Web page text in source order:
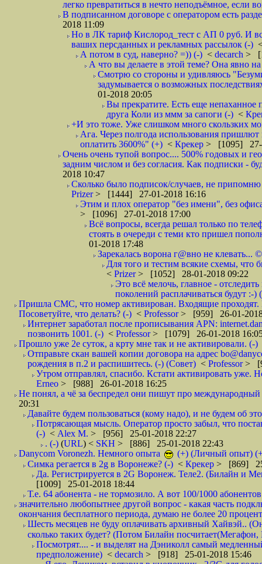
легко превратиться в нечто неподъёмное, если
В подписанном договоре с оператором есть
2018 11:09
Но в ЛК тариф Кислород_тест с АП 0 руб. И
ваших персданных и рекламных рассылок (-)
А потом в суд, наверно? =)) (-) < decarch >
А что вы делаете в этой теме? Она явно
Смотрю со стороны и удивляюсь
задумывается о возможных
01-2018 20:05
Вы прекратите. Есть еще непаханное
друга Коли из ммм за сапоги (-) <
+И это тоже. Уже слишком много скользких
Ага. Через полгода использования
оплатить 3600%" (+) < Крекер > [1095] 27-
Очень очень тупой вопрос.... 500% годовых и
задним числом и без согласия. Как подписки -
2018 10:47
Сколько было подписок/случаев, не
Prizer> [1444] 27-01-2018 16:16
Этим и плох оператор "без имени", без
> [1096] 27-01-2018 17:00
Всё вопросы, всегда решал только по
стоять в очереди с теми кто пришел
01-2018 17:48
Зарекалась ворона г@вно не клевать...
Для того и тестим всякие схемы, что
< Prizer> [1052] 28-01-2018 09:22
Это всё мелочь, главное -
поколений расплачиваться будут :-)
Пришла СМС, что номер активирован. Входящие проходят.
Посоветуйте, что делать? (-) < Professor> [959] 26-01-
Интернет заработал после прописывания APN:
позвонить 1001. (-) < Professor> [1079] 26-01-2018
Прошло уже 2е суток, а крту мне так и не активировали. (-)
Отправьте скан вашей копии договора на адрес
рождения в п.2 и распишитесь. (-) (Совет) < Professor>
Утром отправлял, спасибо. Кстати активировать уже.
Erneo > [988] 26-01-2018 16:25
Не понял, а чё за беспредел они пишут про
20:31
Давайте будем пользоваться (кому надо), и не будем об
Потрясающая мысль. Оператор просто забыл, что
(-) < Alex M. > [956] 25-01-2018 22:27
. (-) (URL) < SKH > [886] 25-01-2018 22:43
Danycom Voronezh. Немного опыта
(+) (Личный опыт)
Симка регается в 2g в Воронеже? (-) < Крекер > [869]
Да. Регистрируется в 2G Воронеж. Теле2. (Билайн и
[1009] 25-01-2018 18:44
Т.е. 64 абонента - не тормозило. А вот 100/1000
значительно любопытнее другой вопрос - какая часть
окончания бесплатного периода, думаю не более 20
Шесть месяцев не буду оплачивать архивный Хайвэй..
сколько таких будет? (Потом Билайн
Посмотрят.... - и выделят на Дэниколл самый
предположение) < decarch > [918] 25-01-2018 15:46